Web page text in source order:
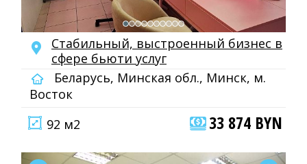
Стабильный, выстроенный бизнес в
сфере бьюти услуг
Беларусь, Минская обл., Минск, м.
Восток
92 м2
33 874 BYN